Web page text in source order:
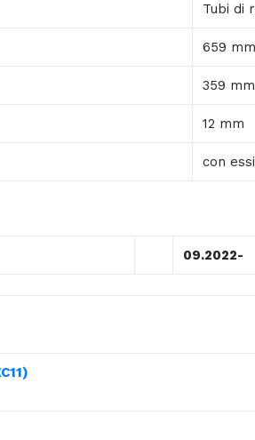
Tubi di
659 mm
359 mm
12 mm
con
09.2022-